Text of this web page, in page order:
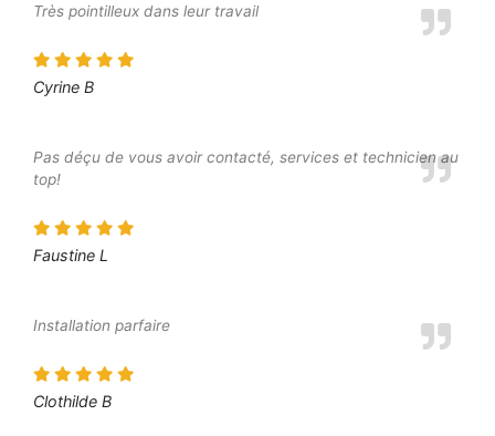
Très pointilleux dans leur travail
Cyrine B
Pas déçu de vous avoir contacté, services et technicien au
top!
Faustine L
Installation parfaire
Clothilde B